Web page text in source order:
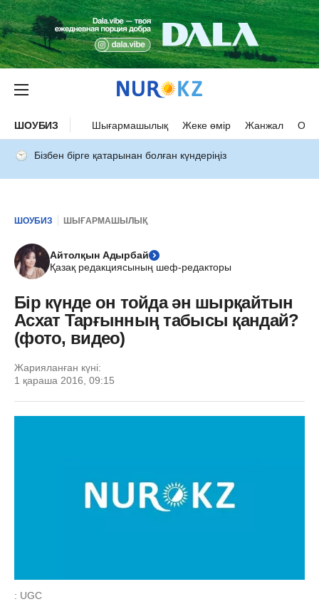
ШОУБИЗ Шығармашылық Жеке өмір Жанжал
Бізбен бірге қатарынан болған күндеріңіз
ШОУБИЗ ШЫҒАРМАШЫЛЫҚ
Айтолқын Адырбай
Қазақ редакциясының шеф-редакторы
Бір күнде он тойда ән шырқайтын
Асхат Тарғынның табысы қандай?
(фото, видео)
Жарияланған күні:
1 қараша 2016, 09:15
: UGC